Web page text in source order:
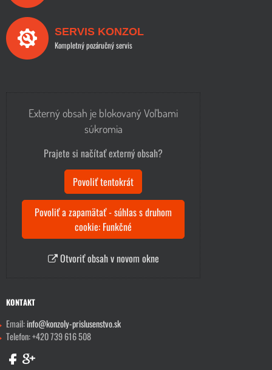
SERVIS KONZOL
Kompletný pozáručný servis
Externý obsah je blokovaný Voľbami
súkromia
Prajete si načítať externý obsah?
Povoliť tentokrát
Povoliť a zapamätať - súhlas s druhom
cookie: Funkčné
Otvoriť obsah v novom okne
KONTAKT
Email:info@konzoly-prislusenstvo.sk
Telefon: +420 739 616 508